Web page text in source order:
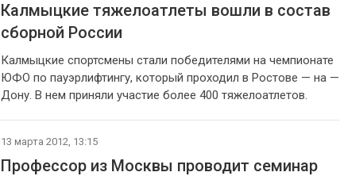
Калмыцкие тяжелоатлеты вошли в состав
сборной России
Калмыцкие спортсмены стали победителями на чемпионате
ЮФО по пауэрлифтингу, который проходил в Ростове — на —
Дону. В нем приняли участие более 400 тяжелоатлетов.
13 марта 2012, 13:15
Профессор из Москвы проводит семинар